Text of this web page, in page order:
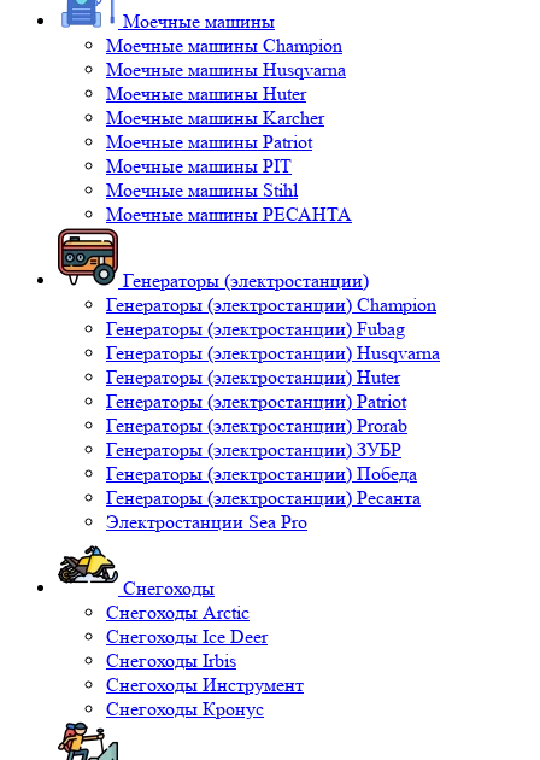
Моечные машины
Моечные машины Champion
Моечные машины Husqvarna
Моечные машины Huter
Моечные машины Karcher
Моечные машины Patriot
Моечные машины PIT
Моечные машины Stihl
Моечные машины РЕСАНТА
Генераторы (электростанции)
Генераторы (электростанции) Champion
Генераторы (электростанции) Fubag
Генераторы (электростанции) Husqvarna
Генераторы (электростанции) Huter
Генераторы (электростанции) Patriot
Генераторы (электростанции) Prorab
Генераторы (электростанции) ЗУБР
Генераторы (электростанции) Победа
Генераторы (электростанции) Ресанта
Электростанции Sea Pro
Снегоходы
Снегоходы Arctic
Снегоходы Ice Deer
Снегоходы Irbis
Снегоходы Инструмент
Снегоходы Кронус